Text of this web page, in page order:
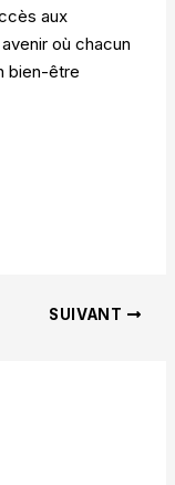
aux
où chacun
bien-être
SUIVANT